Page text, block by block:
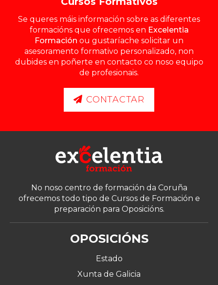
Se queres máis información sobre as diferentes
formacións que ofrecemos en Excelentia
Formación ou gustaríache solicitar un
asesoramento formativo personalizado, non
dubides en poñerte en contacto co noso equipo
de profesionais.
CONTACTAR
No noso centro de formación da Coruña
ofrecemos todo tipo de Cursos de Formación e
preparación para Oposicións.
OPOSICIÓNS
Estado
Xunta de Galicia